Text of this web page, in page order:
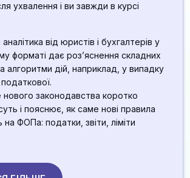
ухвалення і ви завжди в курсі
від юристів і бухгалтерів у
форматі дає розʼяснення складних
алгоритми дій, наприклад, у випадку
законодавства коротко
і пояснює, як саме нові правила
ФОПа: податки, звіти, ліміти